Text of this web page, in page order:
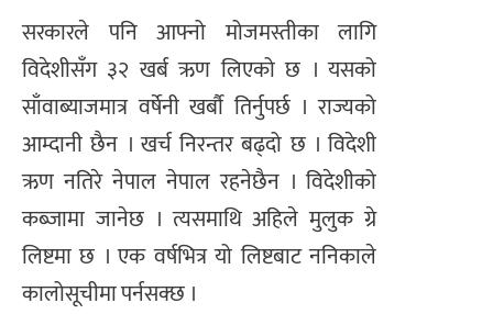
सरकारले पनि आफ्नो मोजमस्तीका लागि
विदेशीसँग ३२ खर्ब ऋण लिएको छ । यसको
साँवाब्याजमात्र वर्षेनी खर्बौ तिर्नुपर्छ । राज्यको
आम्दानी छैन । खर्च निरन्तर बढ्दो छ । विदेशी
ऋण नतिरे नेपाल नेपाल रहनेछैन । विदेशीको
कब्जामा जानेछ । त्यसमाथि अहिले मुलुक ग्रे
लिष्टमा छ । एक वर्षभित्र यो लिष्टबाट ननिकाले
कालोसूचीमा पर्नसक्छ ।